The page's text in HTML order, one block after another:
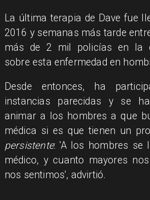
La última terapia de Dave fue
2016 y semanas más tarde
más de 2 mil policías en la
sobre esta enfermedad en
Desde entonces, ha
instancias parecidas y se
animar a los hombres a que
médica si es que tienen un
persistente: 'A los hombres se
médico, y cuanto mayores
nos sentimos', advirtió.